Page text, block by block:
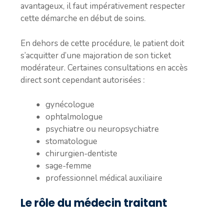
avantageux, il faut impérativement respecter
cette démarche en début de soins.
En dehors de cette procédure, le patient doit
s’acquitter d’une majoration de son ticket
modérateur. Certaines consultations en accès
direct sont cependant autorisées :
gynécologue
ophtalmologue
psychiatre ou neuropsychiatre
stomatologue
chirurgien-dentiste
sage-femme
professionnel médical auxiliaire
Le rôle du médecin traitant